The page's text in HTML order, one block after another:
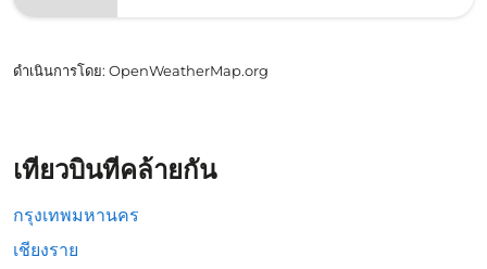
ดำเนินการโดย: OpenWeatherMap.org
เที่ยวบินที่คล้ายกัน
กรุงเทพมหานคร
เชียงราย